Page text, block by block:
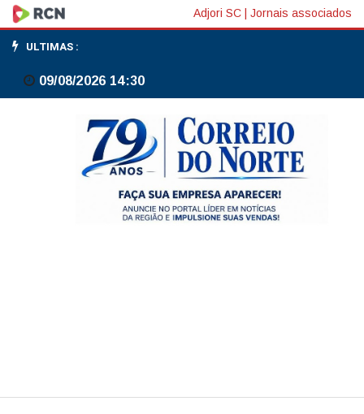
União
e
DF
firmam
acordo
de
Adjori SC Jornais associados
ULTIMAS :
09/08/2026 14:30